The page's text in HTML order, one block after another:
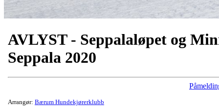
AVLYST - Seppalaløpet og
Seppala 2020
Arrangør: Bærum Hundekjørerklubb